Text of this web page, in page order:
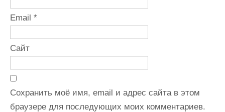
Email *
Сайт
Сохранить моё имя, email и адрес сайта в этом
браузере для последующих моих комментариев.